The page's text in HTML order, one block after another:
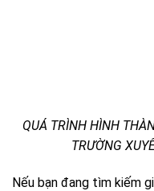
QUÁ TRÌNH HÌNH
TRƯỜNG
Nếu bạn đang tìm kiếm